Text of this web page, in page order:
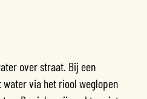
over straat. Bij een
water via het riool weglopen